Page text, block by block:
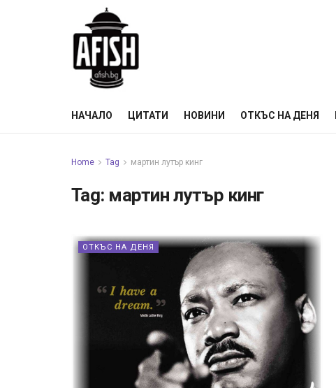
НАЧАЛО ЦИТАТИ НОВИНИ ОТКЪС НА ДЕНЯ
Home Tag мартин лутър кинг
Tag: мартин лутър кинг
ОТКЪС НА ДЕНЯ